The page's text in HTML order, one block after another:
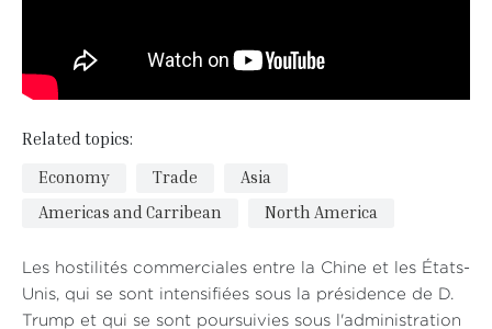
Related topics:
Economy
Trade
Asia
Americas and Carribean
North America
Les hostilités commerciales entre la Chine et les États-
Unis, qui se sont intensifiées sous la présidence de D.
Trump et qui se sont poursuivies sous l'administration